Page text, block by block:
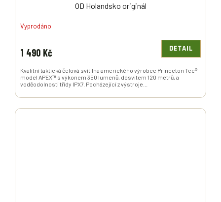
OD Holandsko originál
Vyprodáno
1 490 Kč DETAIL
Kvalitní taktická čelová svítilna amerického výrobce Princeton Tec®
model APEX™ s výkonem 350 lumenů, dosvitem 120 metrů, a
voděodolnosti třídy IPX7. Pocházející z výstroje...